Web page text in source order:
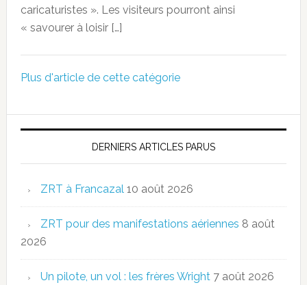
caricaturistes ». Les visiteurs pourront ainsi
« savourer à loisir […]
Plus d'article de cette catégorie
DERNIERS ARTICLES PARUS
ZRT à Francazal 10 août 2026
ZRT pour des manifestations aériennes 8 août
2026
Un pilote, un vol : les frères Wright 7 août 2026